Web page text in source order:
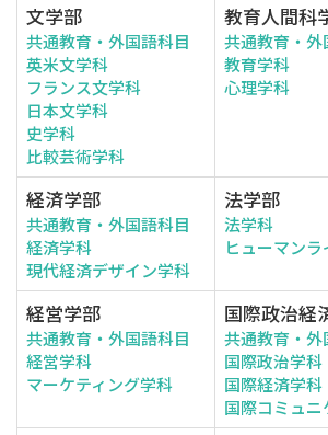
文学部
共通教育・外国語科目
英米文学科
フランス文学科
日本文学科
史学科
比較芸術学科
教育人間科
共通教育・外
教育学科
心理学科
経済学部
共通教育・外国語科目
経済学科
現代経済デザイン学科
法学部
法学科
ヒューマン
経営学部
共通教育・外国語科目
経営学科
マーケティング学科
国際政治経
共通教育・外
国際政治学科
国際経済学科
国際コミュ